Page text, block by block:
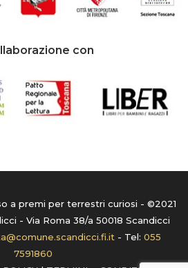
con
a premi per terrestri curiosi - ©2021
- Via Roma 38/a 50018 Scandicci
- Tel: 055
7591860